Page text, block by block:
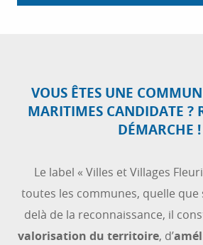
VOUS ÊTES UNE
MARITIMES CANDIDATE ?
DÉMARCHE !
Le label « Villes et Villages
toutes les communes, quelle que
delà de la reconnaissance, il
valorisation du territoire, d’